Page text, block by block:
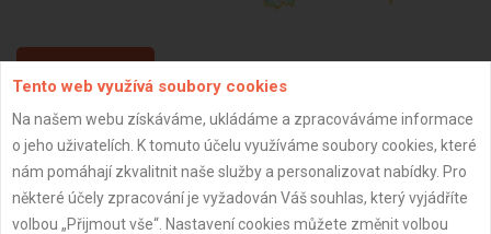
ZPĚT
Aktualizováno z portálu ARES dne 04.08.2025 08:28:07
Tento web využívá soubory cookies
Na našem webu získáváme, ukládáme a zpracováváme informace
o jeho uživatelích. K tomuto účelu využíváme soubory cookies, které
nám pomáhají zkvalitnit naše služby a personalizovat nabídky. Pro
některé účely zpracování je vyžadován Váš souhlas, který vyjádříte
volbou „Přijmout vše“. Nastavení cookies můžete změnit volbou